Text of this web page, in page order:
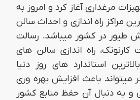
مرغداری آغاز کرد و امروز به
مراکز راه اندازی و احداث سالن
طیور در کشور میباشد. رسالت
راه اندازی سالن های
استاندارد های روز دنیا
میتواند باعث افزایش بهره وری
و به دنبال آن حفظ منابع کشور